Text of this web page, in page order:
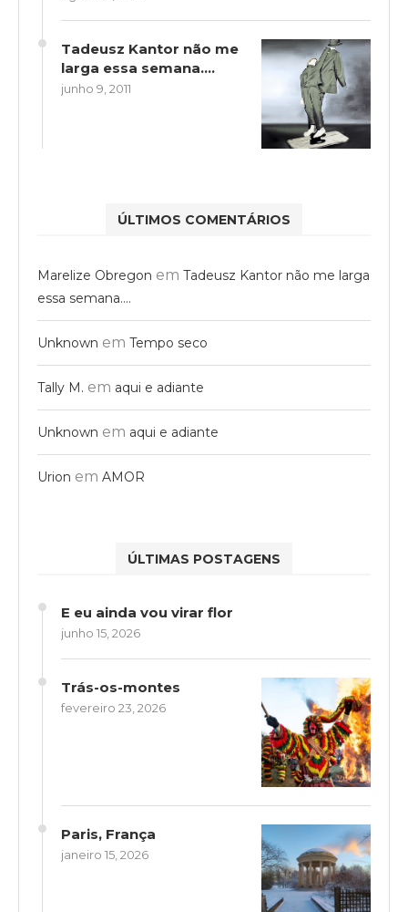
Tadeusz Kantor não me
larga essa semana….
junho 9, 2011
ÚLTIMOS COMENTÁRIOS
Marelize Obregon em Tadeusz Kantor não me larga
essa semana….
Unknown em Tempo seco
Tally M. em aqui e adiante
Unknown em aqui e adiante
Urion em AMOR
ÚLTIMAS POSTAGENS
E eu ainda vou virar flor
junho 15, 2026
Trás-os-montes
fevereiro 23, 2026
Paris, França
janeiro 15, 2026